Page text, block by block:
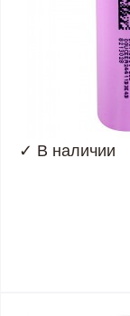
✓ В наличии